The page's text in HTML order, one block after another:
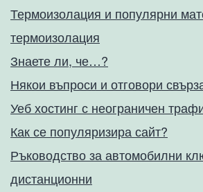
Термоизолация и популярни
термоизолация
Знаете ли, че…?
Някои въпроси и отговори
Уеб хостинг с неограничен
Как се популяризира сайт?
Ръководство за автомобилни
дистанционни